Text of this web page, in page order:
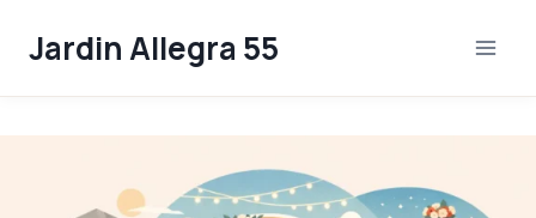
Jardin Allegra 55